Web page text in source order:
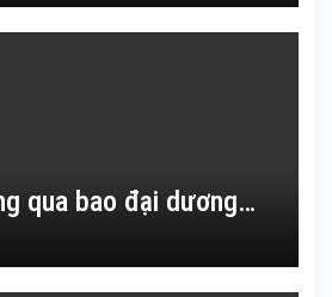
qua bao đại dương…